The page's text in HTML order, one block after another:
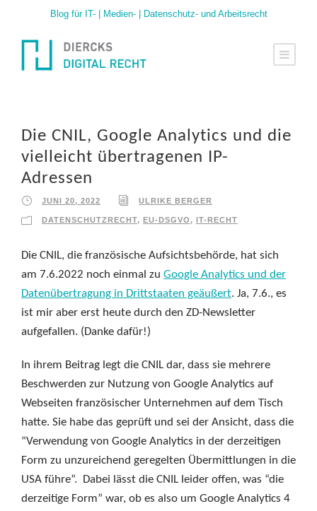
Blog für IT- | Medien- | Datenschutz- und Arbeitsrecht
Die CNIL, Google Analytics und die
vielleicht übertragenen IP-
Adressen
JUNI 20, 2022 ULRIKE BERGER
DATENSCHUTZRECHT, EU-DSGVO, IT-RECHT
Die CNIL, die französische Aufsichtsbehörde, hat sich
am 7.6.2022 noch einmal zu Google Analytics und der
Datenübertragung in Drittstaaten geäußert. Ja, 7.6., es
ist mir aber erst heute durch den ZD-Newsletter
aufgefallen. (Danke dafür!)
In ihrem Beitrag legt die CNIL dar, dass sie mehrere
Beschwerden zur Nutzung von Google Analytics auf
Webseiten französischer Unternehmen auf dem Tisch
hatte. Sie habe das geprüft und sei der Ansicht, dass die
“Verwendung von Google Analytics in der derzeitigen
Form zu unzureichend geregelten Übermittlungen in die
USA führe”. Dabei lässt die CNIL leider offen, was “die
derzeitige Form” war, ob es also um Google Analytics 4